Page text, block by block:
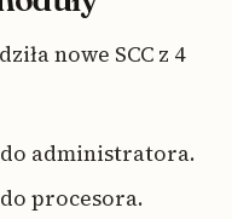
nowe SCC z 4
administratora.
procesora.